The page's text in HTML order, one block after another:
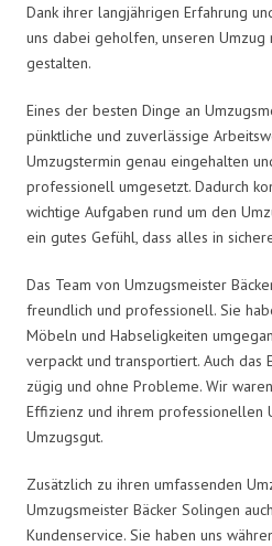
Dank ihrer langjährigen Erfahrung
uns dabei geholfen, unseren
gestalten.
Eines der besten Dinge an
pünktliche und zuverlässige
Umzugstermin genau eingehalten
professionell umgesetzt. Dadurch
wichtige Aufgaben rund um den
ein gutes Gefühl, dass alles in
Das Team von Umzugsmeister
freundlich und professionell. Sie
Möbeln und Habseligkeiten
verpackt und transportiert. Auch das
zügig und ohne Probleme. Wir
Effizienz und ihrem professionellen
Umzugsgut.
Zusätzlich zu ihren umfassenden
Umzugsmeister Bäcker Solingen
Kundenservice. Sie haben uns